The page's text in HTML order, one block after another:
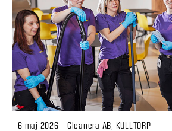
6 maj 2026 - Cleanera AB, KULLTORP